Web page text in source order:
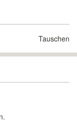
Tauschen